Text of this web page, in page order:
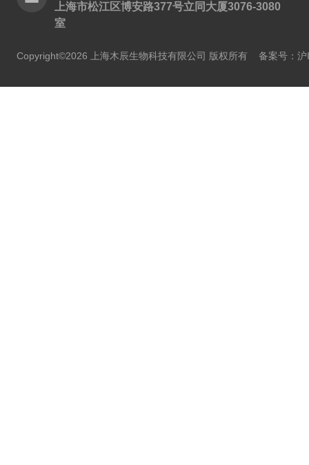
上海市松江区博安路377号立同大厦3076-3080
室
Copyright©2026 上海木辰生物科技有限公司 版权所有 备案号：